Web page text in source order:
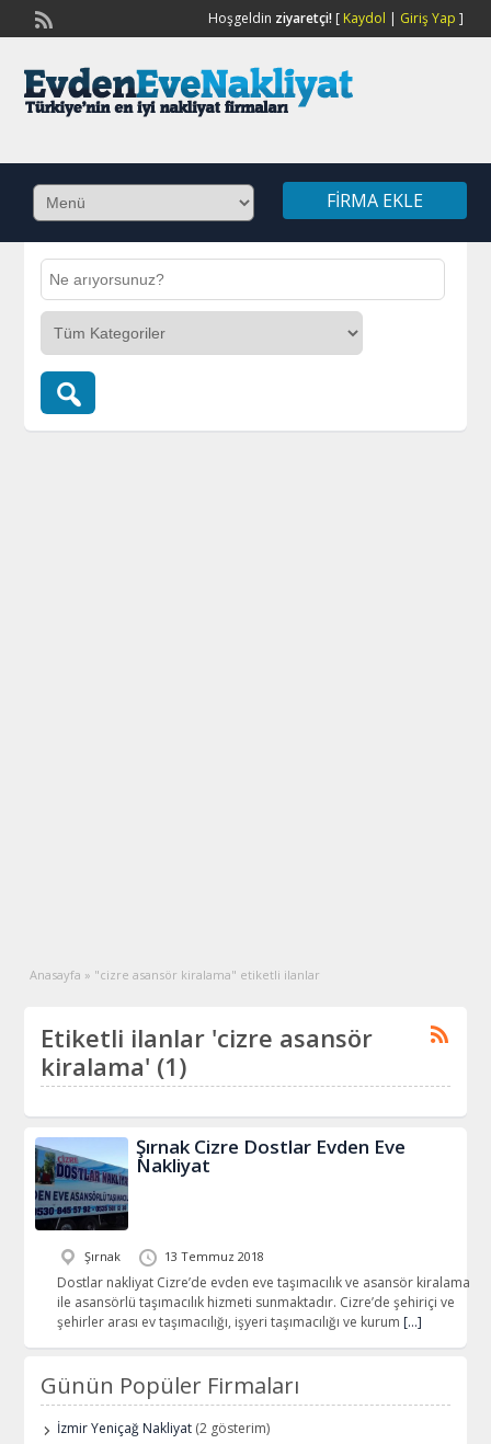
Hoşgeldin ziyaretçi![ Kaydol | Giriş Yap ]
FIRMA EKLE
Anasayfa » "cizre asansör kiralama" etiketli ilanlar
Etiketli ilanlar 'cizre asansör
kiralama' (1)
Şırnak Cizre Dostlar Evden Eve
Nakliyat
Şırnak 13 Temmuz 2018
Dostlar nakliyat Cizre’de evden eve taşımacılık ve asansör kiralama
ile asansörlü taşımacılık hizmeti sunmaktadır. Cizre’de şehiriçi ve
şehirler arası ev taşımacılığı, işyeri taşımacılığı ve kurum […]
Günün Popüler Firmaları
İzmir Yeniçağ Nakliyat (2 gösterim)